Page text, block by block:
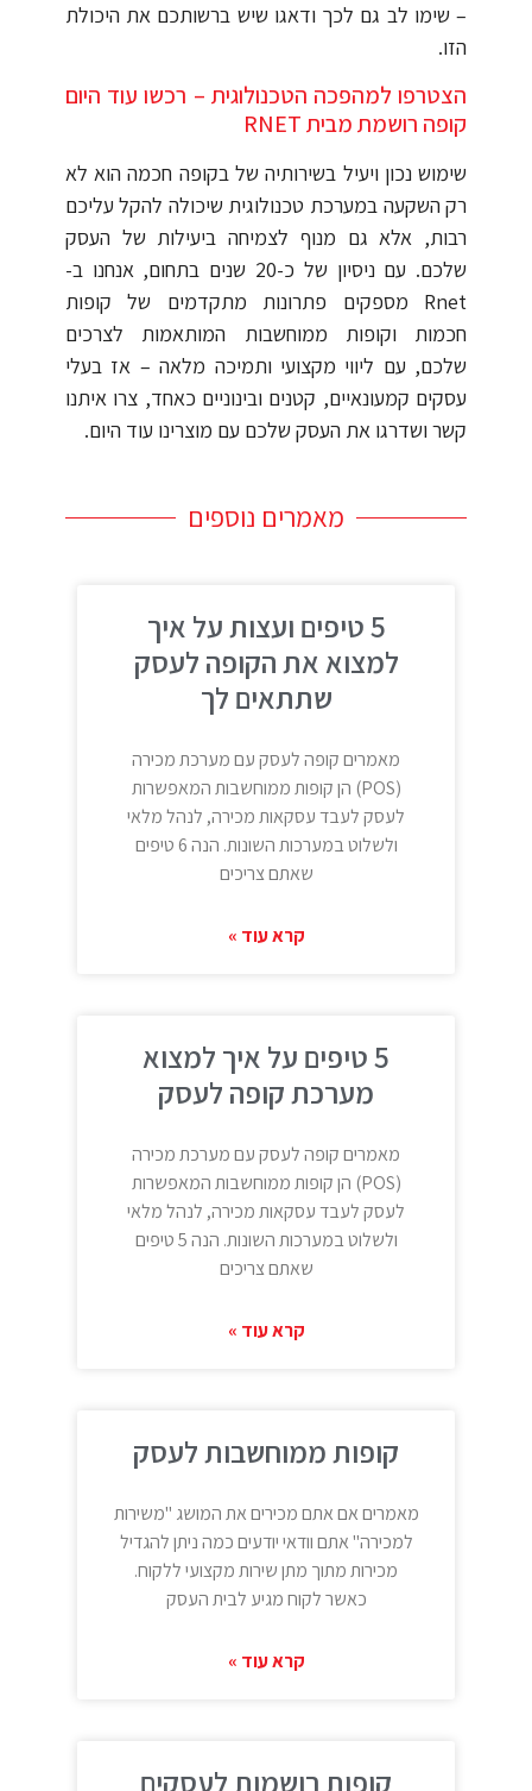
– שימו לב גם לכך ודאגו שיש ברשותכם את היכולת
הזו.
הצטרפו למהפכה הטכנולוגית – רכשו עוד היום
קופה רושמת מבית RNET
שימוש נכון ויעיל בשירותיה של בקופה חכמה הוא לא
רק השקעה במערכת טכנולוגית שיכולה להקל עליכם
רבות, אלא גם מנוף לצמיחה ביעילות של העסק
שלכם. עם ניסיון של כ-20 שנים בתחום, אנחנו ב-
Rnet מספקים פתרונות מתקדמים של קופות
חכמות וקופות ממוחשבות המותאמות לצרכים
שלכם, עם ליווי מקצועי ותמיכה מלאה – אז בעלי
עסקים קמעונאיים, קטנים ובינוניים כאחד, צרו איתנו
קשר ושדרגו את העסק שלכם עם מוצרינו עוד היום.
מאמרים נוספים
5 טיפים ועצות על איך
למצוא את הקופה לעסק
שתתאים לך
מאמרים קופה לעסק עם מערכת מכירה
(POS) הן קופות ממוחשבות המאפשרות
לעסק לעבד עסקאות מכירה, לנהל מלאי
ולשלוט במערכות השונות. הנה 6 טיפים
שאתם צריכים
קרא עוד »
5 טיפים על איך למצוא
מערכת קופה לעסק
מאמרים קופה לעסק עם מערכת מכירה
(POS) הן קופות ממוחשבות המאפשרות
לעסק לעבד עסקאות מכירה, לנהל מלאי
ולשלוט במערכות השונות. הנה 5 טיפים
שאתם צריכים
קרא עוד »
קופות ממוחשבות לעסק
מאמרים אם אתם מכירים את המושג "משירות
למכירה" אתם וודאי יודעים כמה ניתן להגדיל
מכירות מתוך מתן שירות מקצועי ללקוח.
כאשר לקוח מגיע לבית העסק
קרא עוד »
קופות רושמות לעסקים